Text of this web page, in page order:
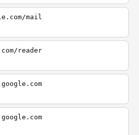
mail
reader